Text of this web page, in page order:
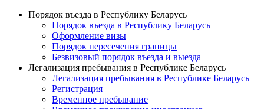
Порядок въезда в Республику Беларусь
Порядок въезда в Республику Беларусь
Оформление визы
Порядок пересечения границы
Безвизовый порядок въезда и выезда
Легализация пребывания в Республике Беларусь
Легализация пребывания в Республике Беларусь
Регистрация
Временное пребывание